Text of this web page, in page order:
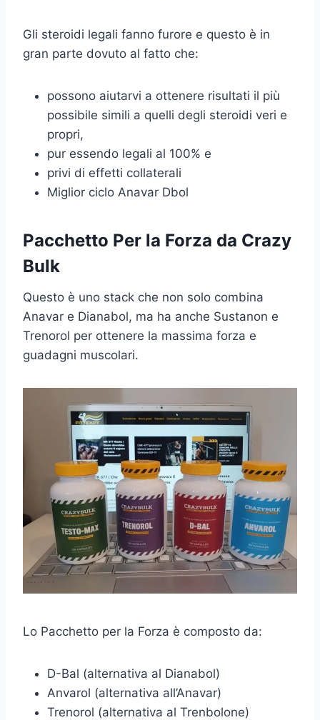
Gli steroidi legali fanno furore e questo è in
gran parte dovuto al fatto che:
possono aiutarvi a ottenere risultati il più
possibile simili a quelli degli steroidi veri e
propri,
pur essendo legali al 100% e
privi di effetti collaterali
Miglior ciclo Anavar Dbol
Pacchetto Per la Forza da Crazy
Bulk
Questo è uno stack che non solo combina
Anavar e Dianabol, ma ha anche Sustanon e
Trenorol per ottenere la massima forza e
guadagni muscolari.
Lo Pacchetto per la Forza è composto da:
D-Bal (alternativa al Dianabol)
Anvarol (alternativa all’Anavar)
Trenorol (alternativa al Trenbolone)